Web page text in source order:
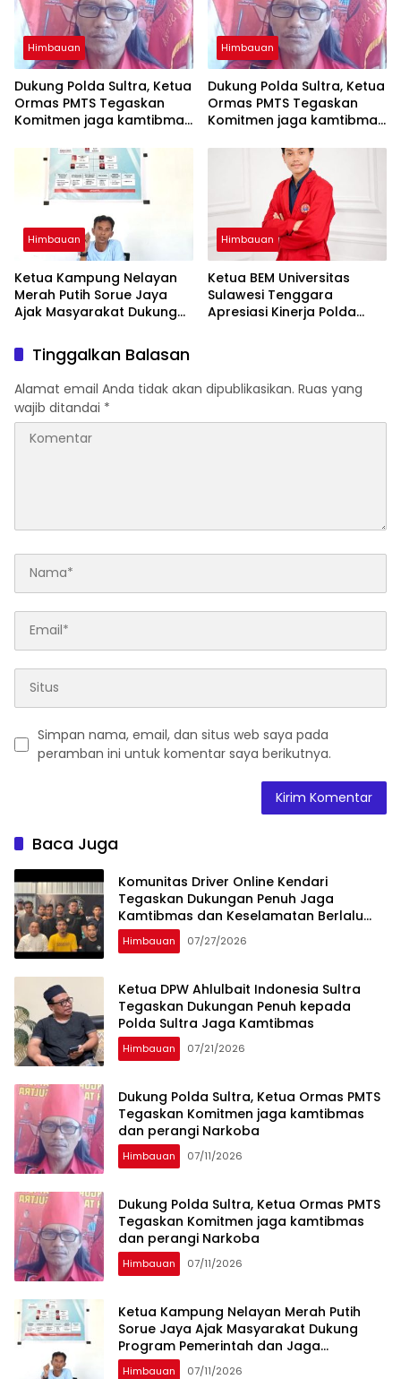
Himbauan
Dukung Polda Sultra, Ketua
Ormas PMTS Tegaskan
Komitmen jaga kamtibmas
Himbauan
Dukung Polda Sultra, Ketua
Ormas PMTS Tegaskan
Komitmen jaga kamtibmas
Himbauan
Ketua Kampung Nelayan
Merah Putih Sorue Jaya
Ajak Masyarakat Dukung
Jaga Kelestarian Laut
Himbauan
Ketua BEM Universitas
Sulawesi Tenggara
Apresiasi Kinerja Polda
Tinggalkan Balasan
Alamat email Anda tidak akan dipublikasikan. Ruas yang
wajib ditandai *
Simpan nama, email, dan situs web saya pada
peramban ini untuk komentar saya berikutnya.
Baca Juga
Komunitas Driver Online Kendari
Tegaskan Dukungan Penuh Jaga
Kamtibmas dan Keselamatan Berlalu
Lintas
Himbauan 07/27/2026
Ketua DPW Ahlulbait Indonesia Sultra
Tegaskan Dukungan Penuh kepada
Polda Sultra Jaga Kamtibmas
Himbauan 07/21/2026
Dukung Polda Sultra, Ketua Ormas PMTS
Tegaskan Komitmen jaga kamtibmas
dan perangi Narkoba
Himbauan 07/11/2026
Dukung Polda Sultra, Ketua Ormas PMTS
Tegaskan Komitmen jaga kamtibmas
dan perangi Narkoba
Himbauan 07/11/2026
Ketua Kampung Nelayan Merah Putih
Sorue Jaya Ajak Masyarakat Dukung
Program Pemerintah dan Jaga
Kelestarian Laut
Himbauan 07/11/2026